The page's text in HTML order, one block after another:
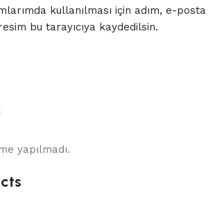
yapılmadı.
kullanılması için adım, e-posta
bu tarayıcıya kaydedilsin.